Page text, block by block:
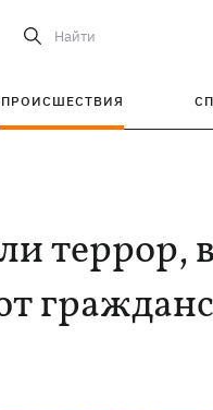
Найти
ПРОИСШЕСТВИЯ
террор,